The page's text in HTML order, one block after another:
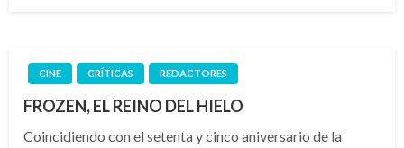
CINE CRÍTICAS REDACTORES
FROZEN, EL REINO DEL HIELO
Coincidiendo con el setenta y cinco aniversario de la